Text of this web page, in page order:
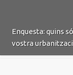
Enquesta: quins
vostra